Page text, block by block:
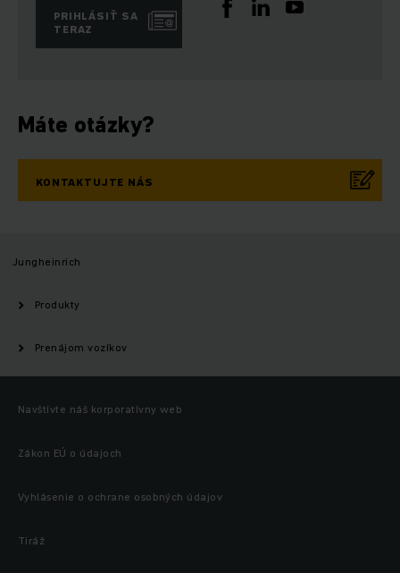
PRIHLÁSIŤ SA
TERAZ
Máte otázky?
KONTAKTUJTE NÁS
Jungheinrich
Produkty
Prenájom vozíkov
Navštívte náš korporatívny web
Zákon EÚ o údajoch
Vyhlásenie o ochrane osobných údajov
Tiráž